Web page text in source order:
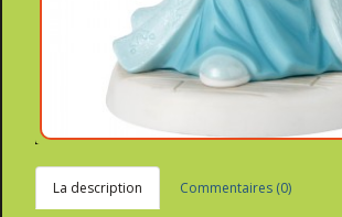
La description Commentaires (0)